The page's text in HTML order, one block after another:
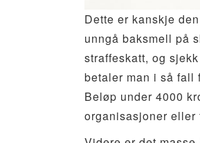
Dette er kanskje
unngå baksmell på
straffeskatt, og
betaler man i så fall
Beløp under 4000
organisasjoner eller